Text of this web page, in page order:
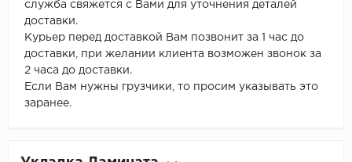
служба свяжется с Вами для уточнения деталей
доставки.
Курьер перед доставкой Вам позвонит за 1 час до
доставки, при желании клиента возможен звонок за
2 часа до доставки.
Если Вам нужны грузчики, то просим указывать это
заранее.